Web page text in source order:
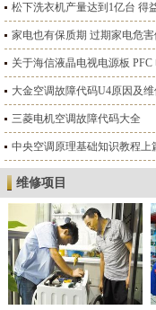
松下洗衣机产量达到1亿台 得
家电也有保质期 过期家电危
关于海信液晶电视电源板
大金空调故障代码U4原因及
三菱电机空调故障代码大全
中央空调原理基础知识教程上
维修项目